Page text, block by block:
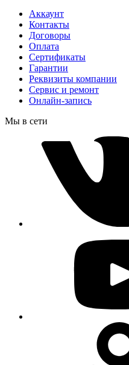
Аккаунт
Контакты
Договоры
Оплата
Сертификаты
Гарантии
Реквизиты компании
Сервис и ремонт
Онлайн-запись
Мы в сети